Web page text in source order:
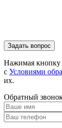
Нажимая кнопку
с Условиями
их.
Обратный